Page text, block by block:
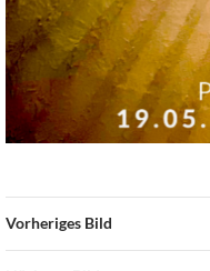
Vorheriges Bild